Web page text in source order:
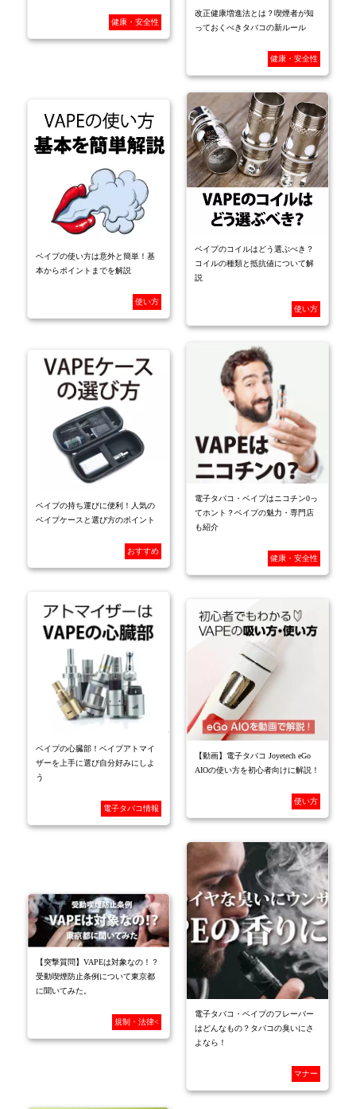
健康・安全性
改正健康増進法とは？喫煙者が知
っておくべきタバコの新ルール
健康・安全性
ベイプの使い方は意外と簡単！基
本からポイントまでを解説
使い方
ベイプのコイルはどう選ぶべき？
コイルの種類と抵抗値について解
説
使い方
ベイプの持ち運びに便利！人気の
ベイプケースと選び方のポイント
おすすめ
電子タバコ・ベイプはニコチン0っ
てホント？ベイプの魅力・専門店
も紹介
健康・安全性
ベイプの心臓部！ベイプアトマイ
ザーを上手に選び自分好みにしよ
う
電子タバコ情報
【動画】電子タバコ Joyetech eGo
AIOの使い方を初心者向けに解説！
使い方
【突撃質問】VAPEは対象なの！？
受動喫煙防止条例について東京都
に聞いてみた。
規制・法律<
電子タバコ・ベイプのフレーバー
はどんなもの？タバコの臭いにさ
よなら！
マナー